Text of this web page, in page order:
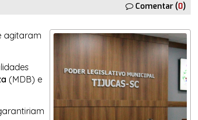
Comentar (0)
agitaram
(MDB) e